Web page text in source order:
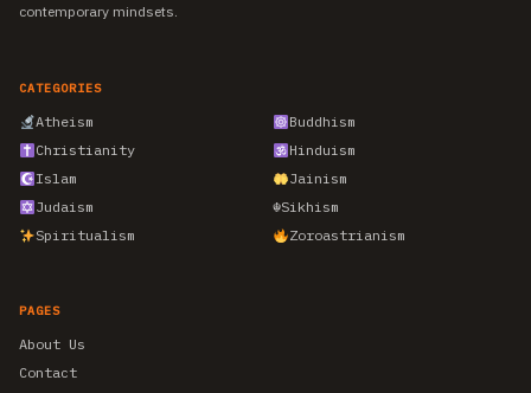
contemporary mindsets.
CATEGORIES
Atheism
Buddhism
Christianity
Hinduism
Islam
Jainism
Judaism
☬Sikhism
Spiritualism
Zoroastrianism
PAGES
About Us
Contact